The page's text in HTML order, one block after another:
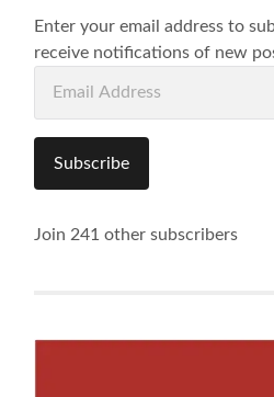
Enter your email address to
receive notifications of new
Subscribe
Join 241 other subscribers